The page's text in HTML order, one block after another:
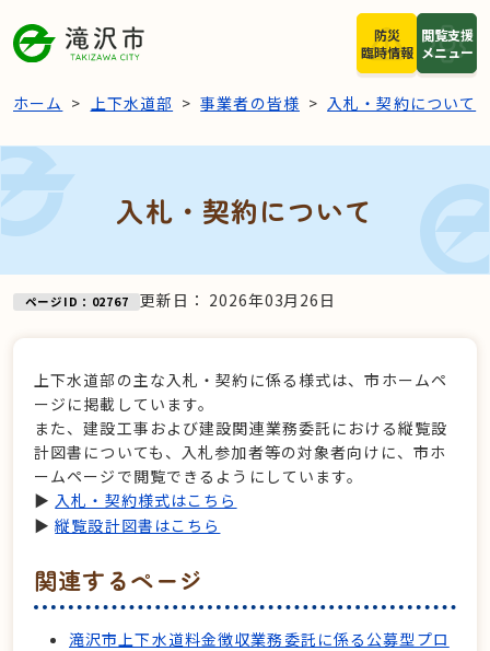
閲覧支援
メニュー
防災
臨時情報
ホーム 上下水道部 事業者の皆様 入札・契約について
入札・契約について
ページID：02767 更新日： 2026年03月26日
上下水道部の主な入札・契約に係る様式は、市ホームペ
ージに掲載しています。
また、建設工事および建設関連業務委託における縦覧設
計図書についても、入札参加者等の対象者向けに、市ホ
ームページで閲覧できるようにしています。
▶入札・契約様式はこちら
▶縦覧設計図書はこちら
関連するページ
滝沢市上下水道料金徴収業務委託に係る公募型プロ